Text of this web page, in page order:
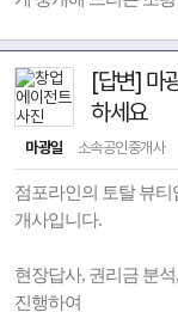
[답변] 마
하세요
마광일 소속공인중개사
점포라인의 토탈 뷰
개사입니다.
현장답사, 권리금 분
진행하여